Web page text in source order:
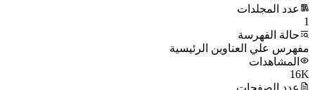
عدد المجلدات
1
حالة الفهرسة
مفهرس علي العناوين الرئيسية
المشاهدات
16K
عدد الصفحات